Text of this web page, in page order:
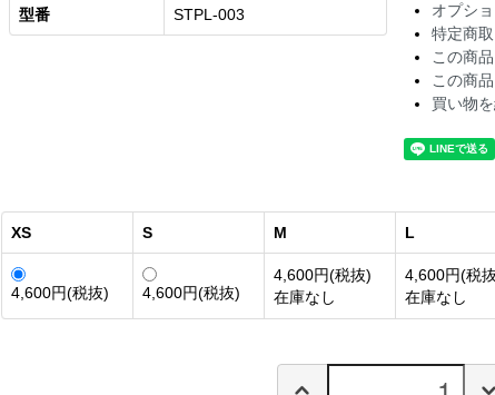
型番 STPL-003
オプシ
特定商
この商
この商
買い物
XS S M L
4,600円(税抜) 4,600円(税抜)
4,600円(税抜)
在庫なし
4,600円(税
在庫なし